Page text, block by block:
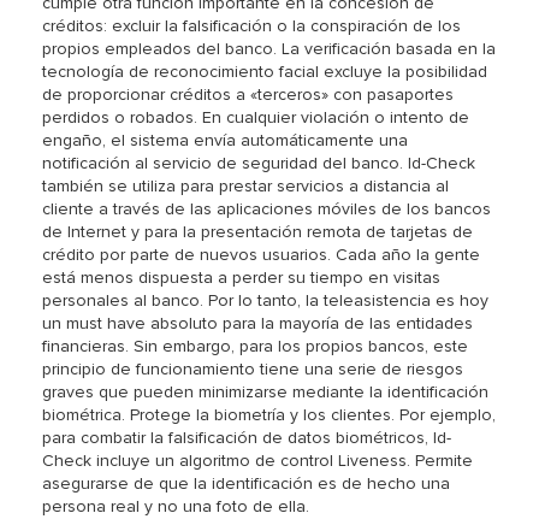
créditos: excluir la falsificación o la conspiración de los
propios empleados del banco. La verificación basada en la
tecnología de reconocimiento facial excluye la posibilidad
de proporcionar créditos a «terceros» con pasaportes
perdidos o robados. En cualquier violación o intento de
engaño, el sistema envía automáticamente una
notificación al servicio de seguridad del banco. Id-Check
también se utiliza para prestar servicios a distancia al
cliente a través de las aplicaciones móviles de los bancos
de Internet y para la presentación remota de tarjetas de
crédito por parte de nuevos usuarios. Cada año la gente
está menos dispuesta a perder su tiempo en visitas
personales al banco. Por lo tanto, la teleasistencia es hoy
un must have absoluto para la mayoría de las entidades
financieras. Sin embargo, para los propios bancos, este
principio de funcionamiento tiene una serie de riesgos
graves que pueden minimizarse mediante la identificación
biométrica. Protege la biometría y los clientes. Por ejemplo,
para combatir la falsificación de datos biométricos, Id-
Check incluye un algoritmo de control Liveness. Permite
asegurarse de que la identificación es de hecho una
persona real y no una foto de ella.